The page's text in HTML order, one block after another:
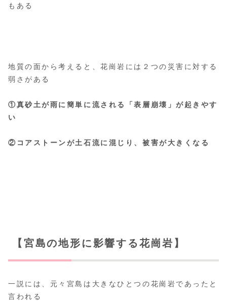
もある
地質の面から考えると、花崗岩には２つの災害に対する
弱さがある
①真砂土が雨に簡単に流される「表層崩壊」が起きやす
い
②コアストーンが土石流に混じり、被害が大きくなる
【宮島の地形に影響する花崗岩】
一説には、元々宮島は大きなひとつの花崗岩であったと
言われる